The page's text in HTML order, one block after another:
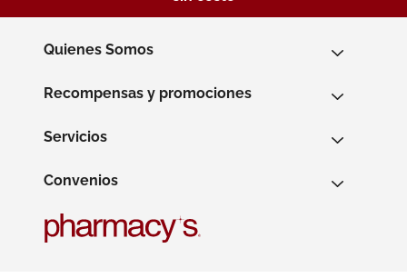
Quienes Somos
Recompensas y promociones
Servicios
Convenios